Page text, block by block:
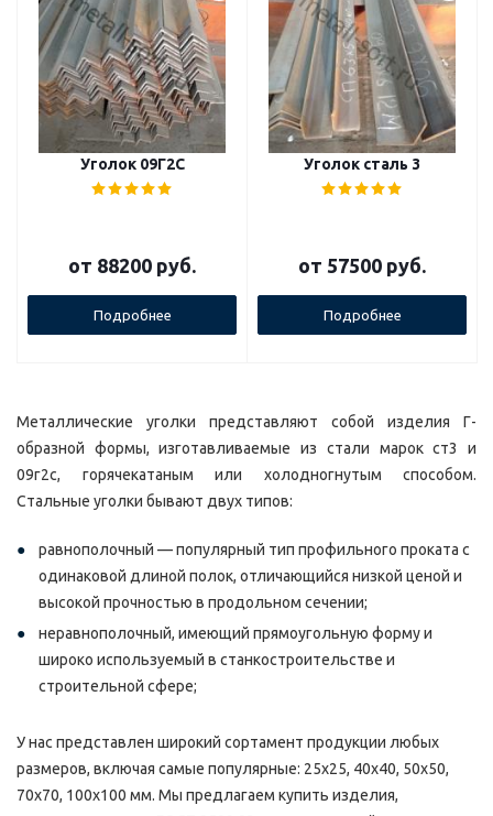
Уголок 09Г2С
от 88200 руб.
Подробнее
Уголок сталь 3
от 57500 руб.
Подробнее
Металлические уголки представляют собой изделия Г-
образной формы, изготавливаемые из стали марок ст3 и
09г2с, горячекатаным или холодногнутым способом.
Стальные уголки бывают двух типов:
равнополочный — популярный тип профильного проката с
одинаковой длиной полок, отличающийся низкой ценой и
высокой прочностью в продольном сечении;
неравнополочный, имеющий прямоугольную форму и
широко используемый в станкостроительстве и
строительной сфере;
У нас представлен широкий сортамент продукции любых
размеров, включая самые популярные: 25х25, 40х40, 50х50,
70х70, 100х100 мм. Мы предлагаем купить изделия,